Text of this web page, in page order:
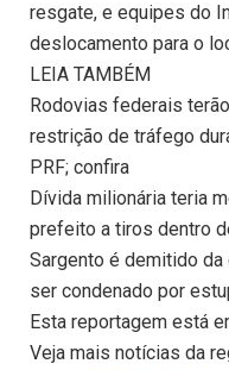
resgate, e equipes do
deslocamento para o
LEIA TAMBÉM
Rodovias federais
restrição de tráfego
PRF; confira
Dívida milionária teria
prefeito a tiros dentro
Sargento é demitido
ser condenado por
Esta reportagem está
Veja mais notícias da